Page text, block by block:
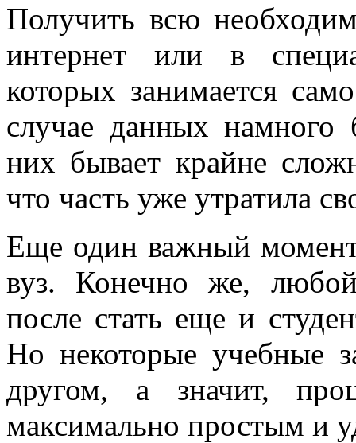
Получить всю
интернет или в
которых занимается
случае данных намного
них бывает крайне
что часть уже утратила
Еще один важный
вуз. Конечно же,
после стать еще и
Но некоторые учебные
другом, а значит,
максимально простым и